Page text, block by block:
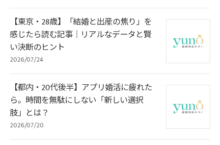
【東京・28歳】「結婚と出産の焦り」を
感じたら読む記事｜リアルなデータと賢
い決断のヒント
2026/07/24
【都内・20代後半】アプリ婚活に疲れた
ら。時間を無駄にしない「新しい選択
肢」とは？
2026/07/20